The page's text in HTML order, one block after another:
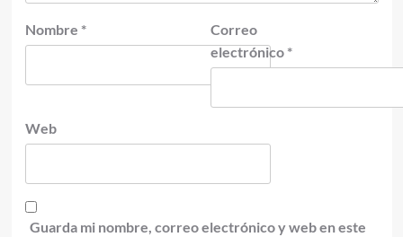
Nombre *
Correo
electrónico *
Web
Guarda mi nombre, correo electrónico y web en este